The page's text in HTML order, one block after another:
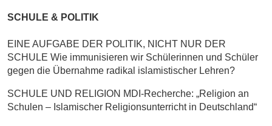
SCHULE & POLITIK
EINE AUFGABE DER POLITIK, NICHT NUR DER
SCHULE Wie immunisieren wir Schülerinnen und Schüler
gegen die Übernahme radikal islamistischer Lehren?
SCHULE UND RELIGION MDI-Recherche: „Religion an
Schulen – Islamischer Religionsunterricht in Deutschland“